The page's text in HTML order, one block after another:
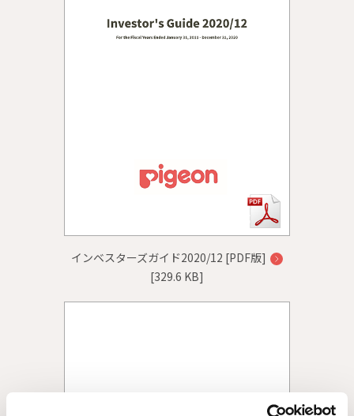
インベスターズガイド2020/12 [PDF版]
[329.6 KB]